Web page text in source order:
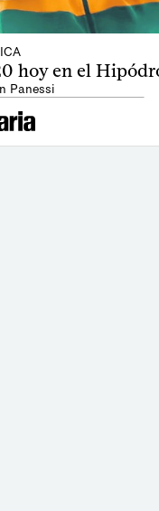
hoy en el
Panessi